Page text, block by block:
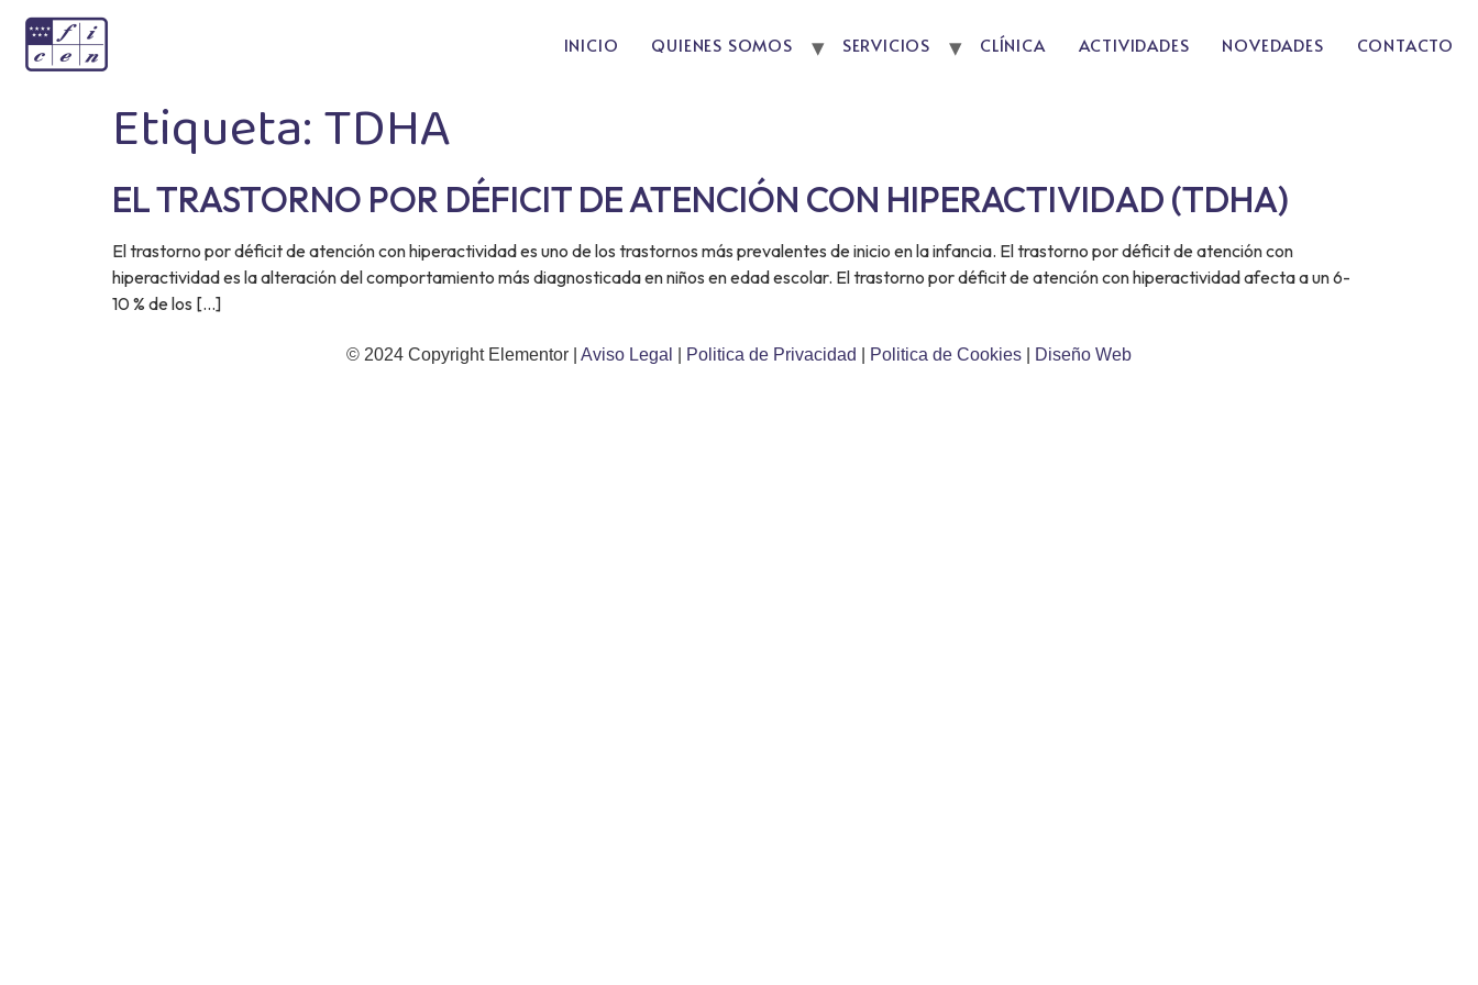
INICIO QUIENES SOMOS SERVICIOS CLÍNICA ACTIVIDADES NOVEDADES CONTACTO
Etiqueta:TDHA
EL TRASTORNO POR DÉFICIT DE ATENCIÓN CON HIPERACTIVIDAD (TDHA)
El trastorno por déficit de atención con hiperactividad es uno de los trastornos más prevalentes de inicio en la infancia. El trastorno por déficit de atención con
hiperactividad es la alteración del comportamiento más diagnosticada en niños en edad escolar. El trastorno por déficit de atención con hiperactividad afecta a un 6-
10 % de los […]
© 2024 Copyright Elementor | Aviso Legal Politica de Privacidad Politica de Cookies Diseño Web